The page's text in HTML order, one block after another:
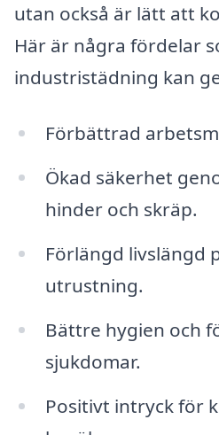
utan också är lätt att
Här är några fördelar
industristädning kan
Förbättrad
Ökad säkerhet
hinder och skräp.
Förlängd livslängd
utrustning.
Bättre hygien och
sjukdomar.
Positivt intryck för